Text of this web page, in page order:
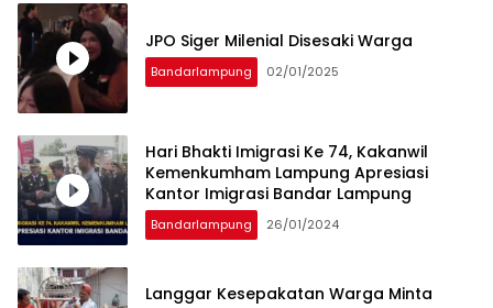
JPO Siger Milenial Disesaki Warga
Bandarlampung 02/01/2025
Hari Bhakti Imigrasi Ke 74, Kakanwil
Kemenkumham Lampung Apresiasi
Kantor Imigrasi Bandar Lampung
Bandarlampung 26/01/2024
Langgar Kesepakatan Warga Minta